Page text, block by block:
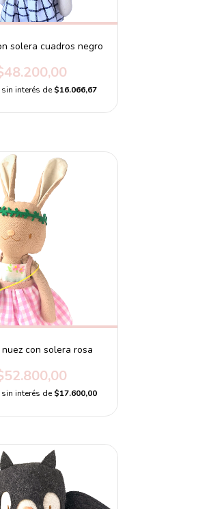
solera cuadros negro
interés de$16.066,67
con solera rosa
interés de$17.600,00